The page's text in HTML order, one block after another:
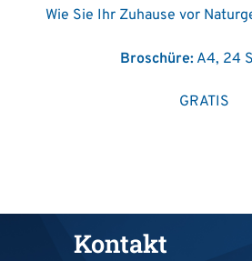
Wie Sie Ihr Zuhause vor
Broschüre: A4, 24
GRATIS
Kontakt